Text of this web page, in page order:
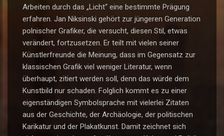
Arbeiten durch das „Licht“ eine bestimmte Prägung
erfahren. Jan Niksinski gehört zur jüngeren Generation
polnischer Grafiker, die versucht, diesen Stil, etwas
verändert, fortzusetzen. Er teilt mit vielen seiner
Künstlerfreunde die Meinung, dass im Gegensatz zur
klassischen Grafik viel weniger Literatur, wenn
überhaupt, zitiert werden soll, denn das würde dem
Kunstbild nur schaden. Folglich kommt es zu einer
eigenständigen Symbolsprache mit vielerlei Zitaten
aus der Geschichte, der Archäologie, der politischen
Karikatur und der Plakatkunst. Damit zeichnet sich